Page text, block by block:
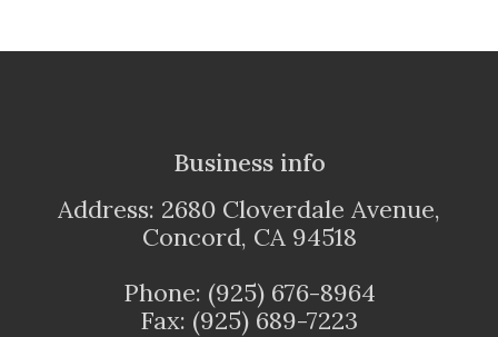
Business info
Address: 2680 Cloverdale Avenue,
Concord, CA 94518
Phone: (925) 676-8964
Fax: (925) 689-7223